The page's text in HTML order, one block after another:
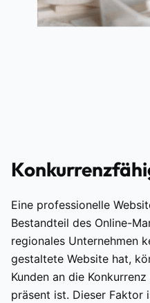
Eine professionelle
Bestandteil des Online-
regionales Unternehmen
gestaltete Website hat,
Kunden an die
präsent ist. Dieser Faktor